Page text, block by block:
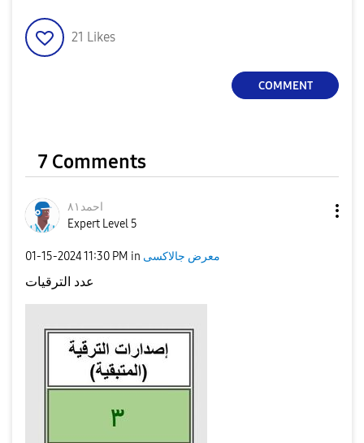
21 Likes
COMMENT
7 Comments
احمد٨١
Expert Level 5
‎01-15-202411:30 PM in معرض جالاكسى
عدد الترقيات